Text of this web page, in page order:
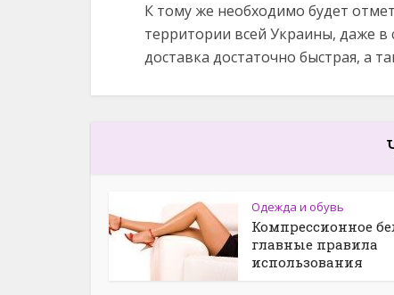
К тому же необходимо будет
территории всей Украины, даже в
доставка достаточно быстрая, а
Одежда и обувь
Компрессионное
главные правила
использования